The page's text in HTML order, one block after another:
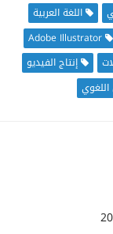
اللغة العربية
Adobe Illustrator
إنتاج الفيديو